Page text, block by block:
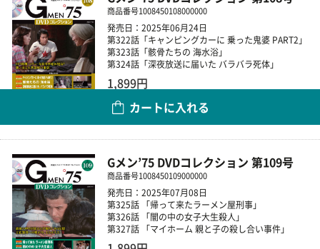
商品番号1008450108000000
発売日：2025年06月24日
第322話「キャンピングカーに 乗った鬼婆 PART2」
第323話「骸骨たちの 海水浴」
第324話「深夜放送に届いた バラバラ死体」
1,899円
カートに入れる
Gメン’75 DVDコレクション 第109号
商品番号1008450109000000
発売日：2025年07月08日
第325話 「帰って来たラーメン屋刑事」
第326話 「闇の中の女子大生殺人」
第327話 「マイホーム 親と子の殺し合い事件」